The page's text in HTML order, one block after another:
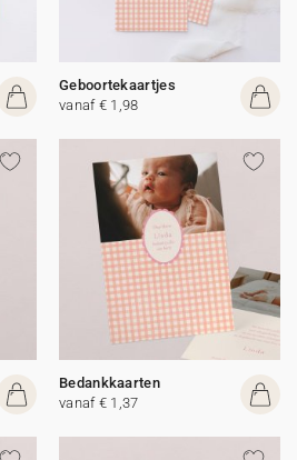
Geboortekaartjes
vanaf € 1,98
Bedankkaarten
vanaf € 1,37